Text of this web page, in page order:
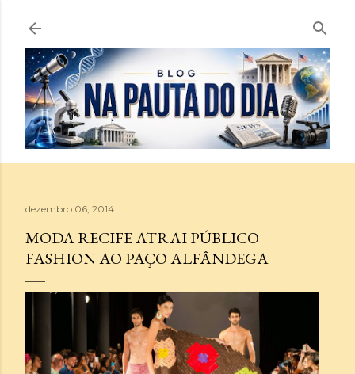
Pular para o conteúdo principal
dezembro 06, 2014
MODA RECIFE ATRAI PÚBLICO
FASHION AO PAÇO ALFÂNDEGA